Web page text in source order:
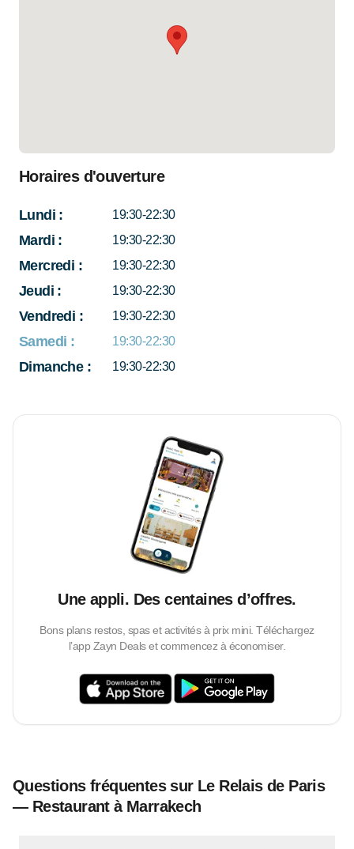
Horaires d'ouverture
Lundi : 19:30-22:30
Mardi : 19:30-22:30
Mercredi : 19:30-22:30
Jeudi : 19:30-22:30
Vendredi : 19:30-22:30
Samedi : 19:30-22:30
Dimanche: 19:30-22:30
Une appli. Des centaines d’offres.
Bons plans restos, spas et activités à prix mini. Téléchargez
l’app Zayn Deals et commencez à économiser.
Questions fréquentes sur Le Relais de Paris
— Restaurant à Marrakech